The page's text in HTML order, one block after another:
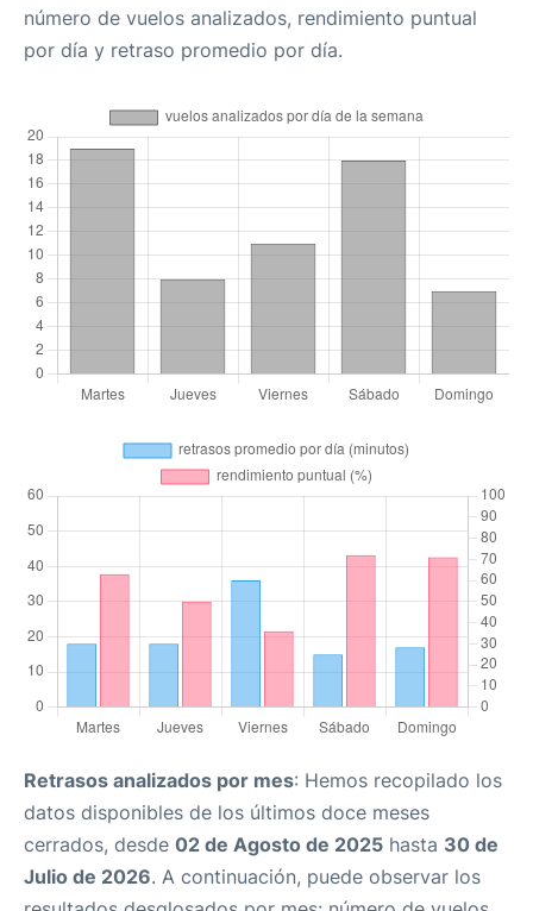
número de vuelos analizados, rendimiento puntual
por día y retraso promedio por día.
Retrasos analizados por mes: Hemos recopilado los
datos disponibles de los últimos doce meses
cerrados, desde 02 de Agosto de 2025 hasta 30 de
Julio de 2026. A continuación, puede observar los